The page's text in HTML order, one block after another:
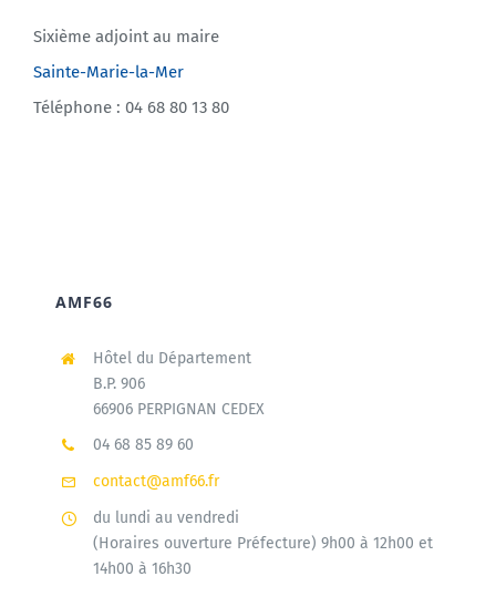
Sixième adjoint au maire
Sainte-Marie-la-Mer
Téléphone : 04 68 80 13 80
AMF66
Hôtel du Département
B.P. 906
66906 PERPIGNAN CEDEX
04 68 85 89 60
contact@amf66.fr
du lundi au vendredi
(Horaires ouverture Préfecture) 9h00 à 12h00 et
14h00 à 16h30